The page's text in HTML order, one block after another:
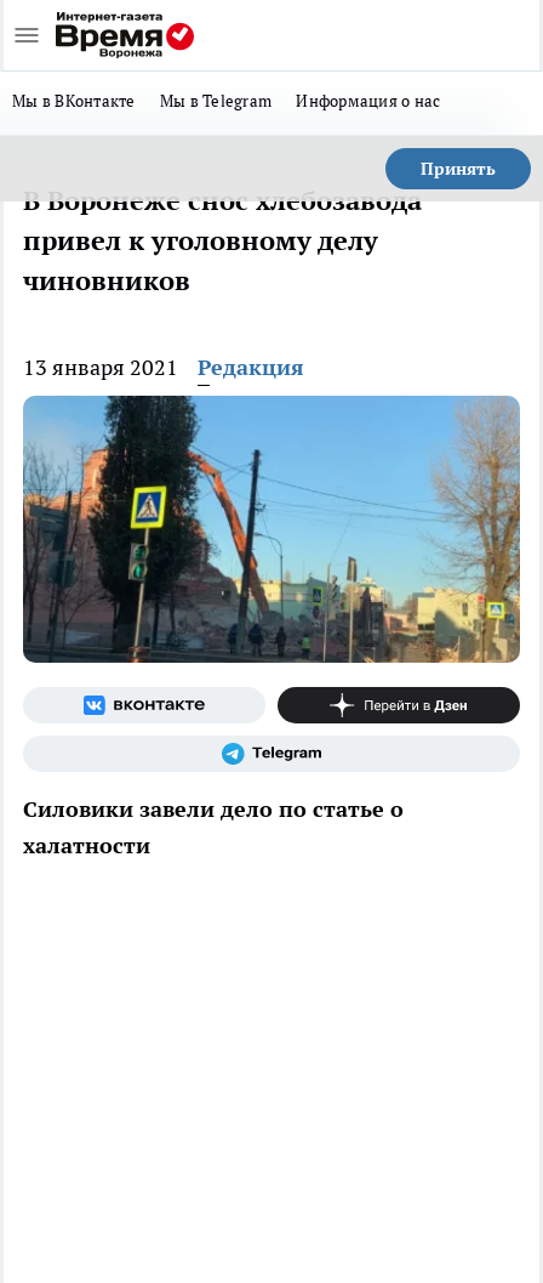
Мы в ВКонтакте Мы в Telegram Информация о нас
Принять
В Воронеже снос хлебозавода
привел к уголовному делу
чиновников
13 января 2021 Редакция
Силовики завели дело по статье о
халатности